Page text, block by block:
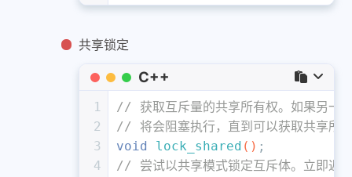
共享锁定
C++
1
2
3
4
// 获取互斥量的共享所有权。如果另
// 将会阻塞执行，直到可以获取共享所
void
lock_shared () ;
// 尝试以共享模式锁定互斥体。立即返